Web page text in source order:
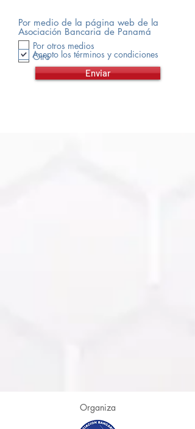
Por medio de la página web de la
Asociación Bancaria de Panamá
Por otros medios
Otro
Acepto los términos y condiciones
Enviar
Organiza